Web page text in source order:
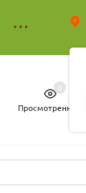
Просмотренные
0